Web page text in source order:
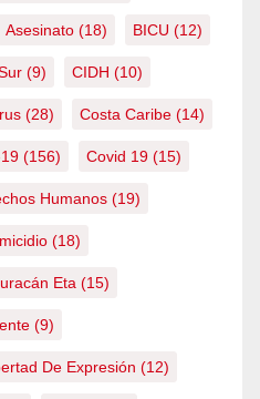
Asesinato (18) BICU (12)
(9) CIDH (10)
(28) Costa Caribe (14)
(156) Covid 19 (15)
Humanos (19)
(18)
Eta (15)
(9)
De Expresión (12)